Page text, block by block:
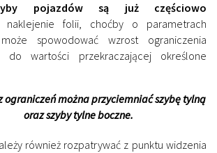
pojazdów są już częściowo
folii, choćby o parametrach
spowodować wzrost ograniczenia
do wartości przekraczającej określone
ograniczeń można przyciemniać szybę tylną
oraz szyby tylne boczne.
również rozpatrywać z punktu widzenia